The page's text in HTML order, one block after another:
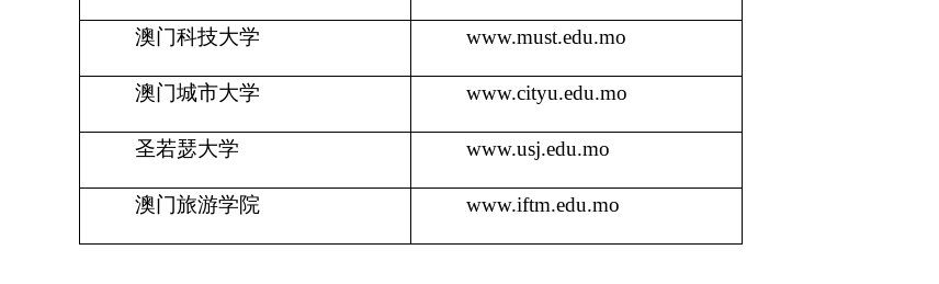
澳门科技大学 www.must.edu.mo
澳门城市大学 www.cityu.edu.mo
圣若瑟大学 www.usj.edu.mo
澳门旅游学院 www.iftm.edu.mo